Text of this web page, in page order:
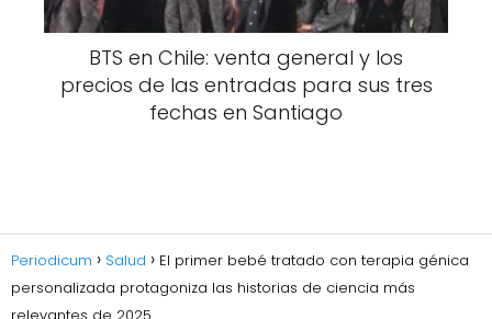
BTS en Chile: venta general y los
precios de las entradas para sus tres
fechas en Santiago
Periodicum Salud
El primer bebé tratado con terapia génica
personalizada protagoniza las historias de ciencia más
relevantes de 2025